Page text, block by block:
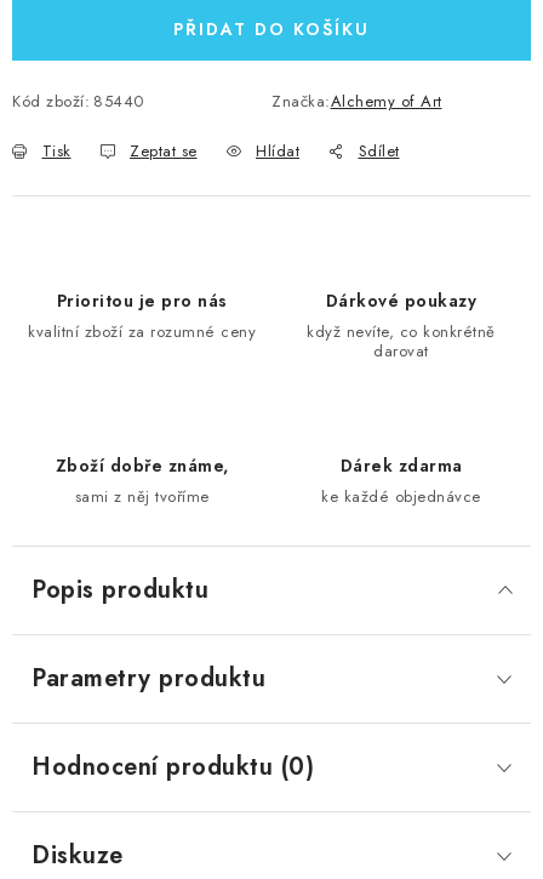
PŘIDAT DO KOŠÍKU
Kód zboží: 85440 Značka:Alchemy of Art
Tisk Zeptat se Hlídat Sdílet
Prioritou je pro nás
kvalitní zboží za rozumné ceny
Dárkové poukazy
když nevíte, co konkrétně
darovat
Zboží dobře známe,
sami z něj tvoříme
Dárek zdarma
ke každé objednávce
Popis produktu
Parametry produktu
Hodnocení produktu (0)
Diskuze